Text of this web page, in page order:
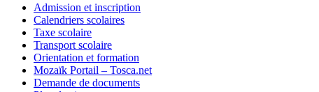
Admission et inscription
Calendriers scolaires
Taxe scolaire
Transport scolaire
Orientation et formation
Mozaïk Portail – Tosca.net
Demande de documents